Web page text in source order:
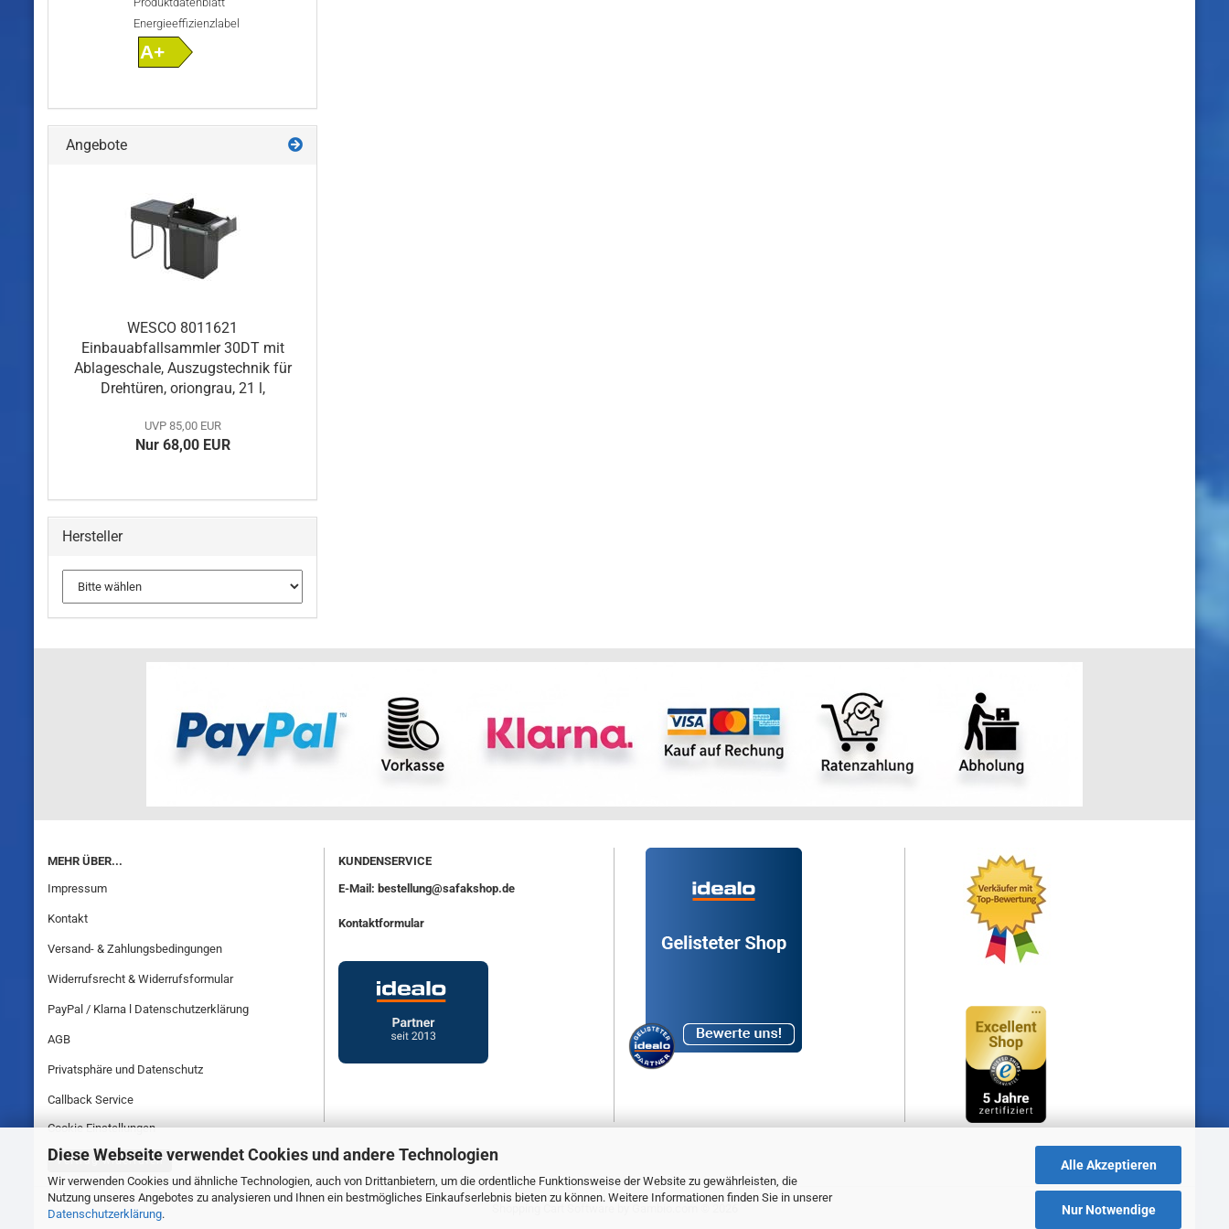
Diese Webseite verwendet Cookies und andere Technologien
Wir verwenden Cookies und ähnliche Technologien, auch von Drittanbietern, um die ordentliche Funktionsweise der Website zu gewährleisten, die
Nutzung unseres Angebotes zu analysieren und Ihnen ein bestmögliches Einkaufserlebnis bieten zu können. Weitere Informationen finden Sie in unserer
Datenschutzerklärung.
Alle Akzeptieren
Nur Notwendige
Energieeffizienzlabel
A+
Angebote
WESCO 8011621
Einbauabfallsammler 30DT mit
Ablageschale, Auszugstechnik für
Drehtüren, oriongrau, 21 l,
UVP 85,00 EUR
Nur 68,00 EUR
Hersteller
MEHR ÜBER...
Impressum
Kontakt
Versand- & Zahlungsbedingungen
Widerrufsrecht & Widerrufsformular
PayPal / Klarna l Datenschutzerklärung
AGB
Privatsphäre und Datenschutz
Callback Service
Cookie Einstellungen
KUNDENSERVICE
E-Mail: bestellung@safakshop.de
Kontaktformular
Vertrag widerrufen